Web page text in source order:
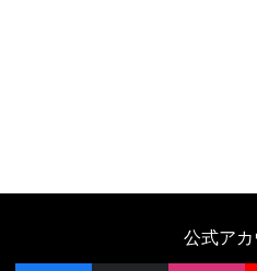
公式アカ